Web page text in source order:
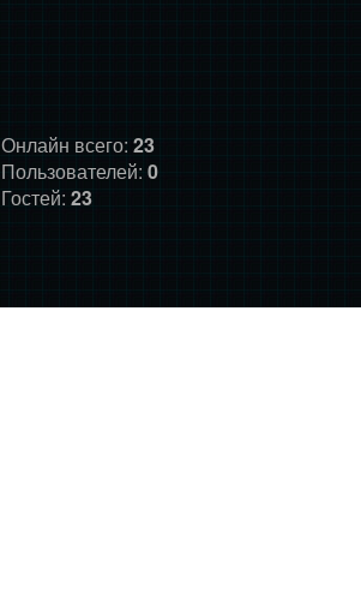
Онлайн всего: 23
Пользователей: 0
Гостей: 23